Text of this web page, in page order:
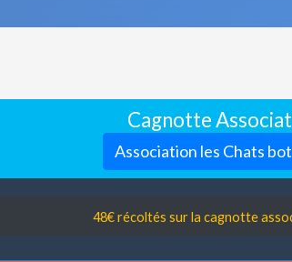
Cagnotte
Association les Chats
48€ récoltés sur la cagnotte